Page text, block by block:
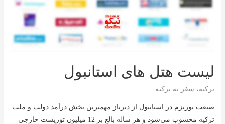
لیست هتل های استانبول
ترکیه، سفر به ترکیه
صنعت توریزم در استانبول از دیرباز مهمترین بخش درآمد دولت و ملت
ترکیه محسوب می‌شود و هر ساله بالغ بر 12 میلیون توریست خارجی